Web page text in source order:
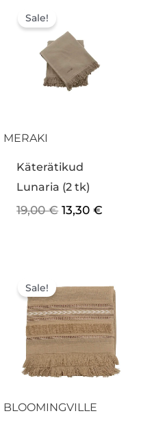
MERAKI
Sale!
Käterätikud
Lunaria (2 tk)
19,00€
oli:
19,00 €.
13,30€
BLOOMINGVILLE
Sale!
hind
oli:
18,20 €.
hind
on:
12,74 €.